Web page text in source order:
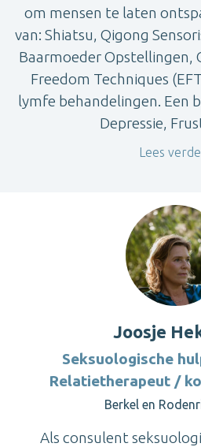
om mensen te laten
van: Shiatsu, Qigong
Baarmoeder Opstellingen,
Freedom Techniques
lymfe behandelingen. Een
Depressie,
Lees
Joosje
Seksuologische
Relatietherapeut /
Berkel en
Als consulent